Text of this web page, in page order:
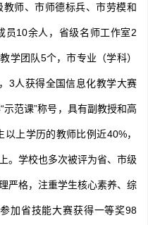
师、市师德标兵、市劳模和
员10余人，省级名师工作室2
学团队5个，市专业（学科）
3人获得全国信息化教学大赛
示范课”称号，具有副教授和高
上学历的教师比例近40%，
。学校也多次被评为省、市级
严格，注重学生核心素养、综
加省技能大赛获得一等奖98